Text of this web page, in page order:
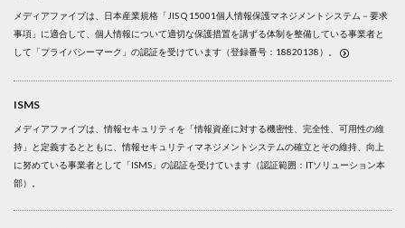
メディアファイブは、日本産業規格「JIS Q 15001個人情報保護マネジメントシステム－要求
事項」に適合して、個人情報について適切な保護措置を講ずる体制を整備している事業者と
して「プライバシーマーク」の認証を受けています（登録番号：18820138）。
ISMS
メディアファイブは、情報セキュリティを「情報資産に対する機密性、完全性、可用性の維
持」と定義するとともに、情報セキュリティマネジメントシステムの確立とその維持、向上
に努めている事業者として「ISMS」の認証を受けています（認証範囲：ITソリューション本
部）。